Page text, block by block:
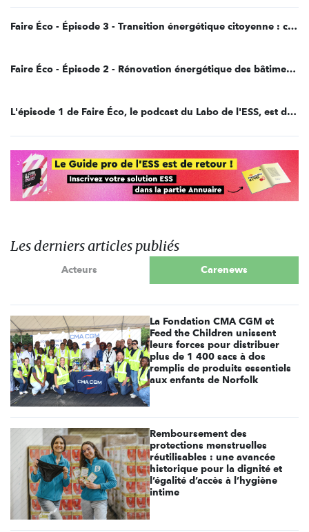
Faire Éco - Épisode 3 - Transition énergétique citoyenne : c’est possible !
Faire Éco - Épisode 2 - Rénovation énergétique des bâtiments : un levier de la transition écologique
L'épisode 1 de Faire Éco, le podcast du Labo de l'ESS, est disponible !
Les derniers articles publiés
Acteurs Carenews
La Fondation CMA CGM et
Feed the Children unissent
leurs forces pour distribuer
plus de 1 400 sacs à dos
remplis de produits essentiels
aux enfants de Norfolk
Remboursement des
protections menstruelles
réutilisables : une avancée
historique pour la dignité et
l’égalité d’accès à l’hygiène
intime